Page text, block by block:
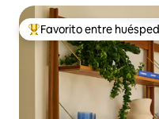
Favorito entre los
Favorito entre